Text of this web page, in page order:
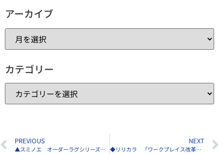
アーカイブ
カテゴリー
PREVIOUS
▲スミノエ オーダーラグシリーズ「Epilogue」新発売
NEXT
◆リリカラ 「ワークプレイス改革EXPO」に出展